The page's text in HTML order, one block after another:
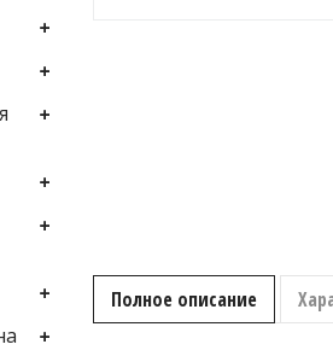
Полное описание